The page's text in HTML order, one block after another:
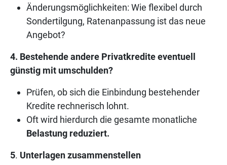
Änderungsmöglichkeiten: Wie flexibel durch
Sondertilgung, Ratenanpassung ist das neue
Angebot?
4. Bestehende andere Privatkredite eventuell
günstig mit umschulden?
Prüfen, ob sich die Einbindung bestehender
Kredite rechnerisch lohnt.
Oft wird hierdurch die gesamte monatliche
Belastung reduziert.
5. Unterlagen zusammenstellen